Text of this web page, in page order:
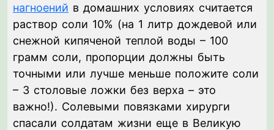
нагноений в домашних условиях считается
раствор соли 10% (на 1 литр дождевой или
снежной кипяченой теплой воды – 100
грамм соли, пропорции должны быть
точными или лучше меньше положите соли
– 3 столовые ложки без верха – это
важно!). Солевыми повязками хирурги
спасали солдатам жизни еще в Великую